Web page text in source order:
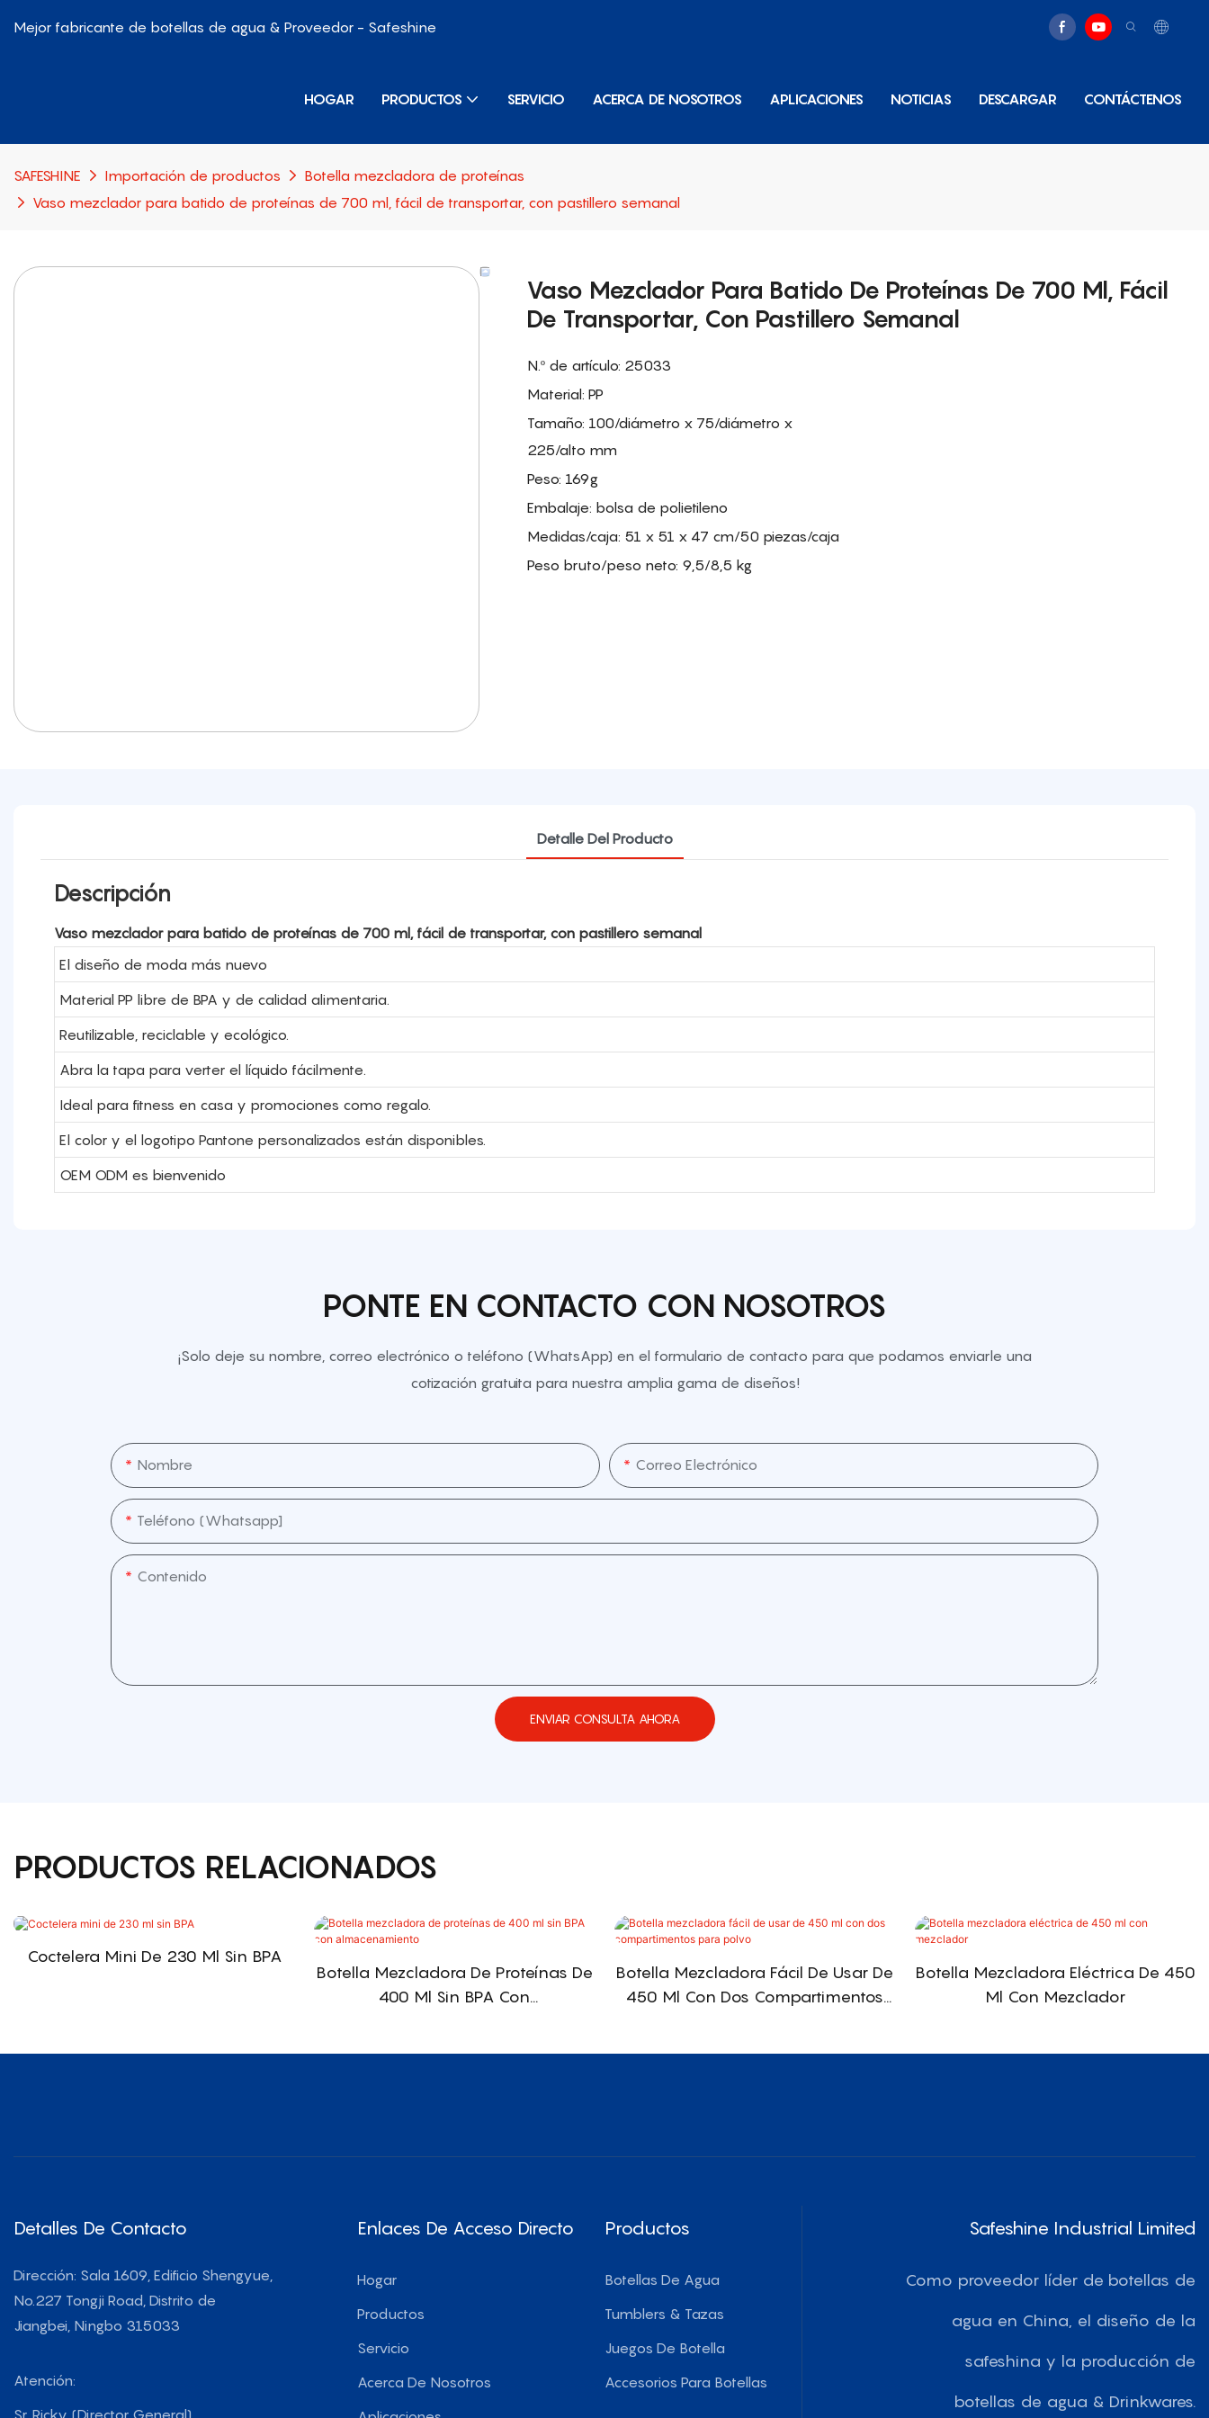
Mejor fabricante de botellas de agua & Proveedor - Safeshine
HOGAR PRODUCTOS SERVICIO ACERCA DE NOSOTROS APLICACIONES NOTICIAS DESCARGAR CONTÁCTENOS
SAFESHINE Importación de productos
Botella mezcladora de proteínas
Vaso mezclador para batido de proteínas de 700 ml, fácil de transportar, con pastillero semanal
Vaso Mezclador Para Batido De Proteínas De 700 Ml, Fácil
De Transportar, Con Pastillero Semanal
N.º de artículo: 25033
Material: PP
Tamaño: 100/diámetro x 75/diámetro x
225/alto mm
Peso: 169g
Embalaje: bolsa de polietileno
Medidas/caja: 51 x 51 x 47 cm/50 piezas/caja
Peso bruto/peso neto: 9,5/8,5 kg
Detalle Del Producto
Descripción
Vaso mezclador para batido de proteínas de 700 ml, fácil de transportar, con pastillero semanal
El diseño de moda más nuevo
Material PP libre de BPA y de calidad alimentaria.
Reutilizable, reciclable y ecológico.
Abra la tapa para verter el líquido fácilmente.
Ideal para fitness en casa y promociones como regalo.
El color y el logotipo Pantone personalizados están disponibles.
OEM ODM es bienvenido
PONTE EN CONTACTO CON NOSOTROS
¡Solo deje su nombre, correo electrónico o teléfono (WhatsApp) en el formulario de contacto para que podamos enviarle una
cotización gratuita para nuestra amplia gama de diseños!
Nombre Correo Electrónico
Teléfono (whatsapp]
Contenido
ENVIAR CONSULTA AHORA
PRODUCTOS RELACIONADOS
Coctelera Mini De 230 Ml Sin BPA
Botella Mezcladora De Proteínas De
400 Ml Sin BPA Con
Botella Mezcladora Fácil De Usar De
450 Ml Con Dos Compartimentos
Botella Mezcladora Eléctrica De 450
Ml Con Mezclador
Detalles De Contacto
Dirección: Sala 1609, Edificio Shengyue,
No.227 Tongji Road, Distrito de
Jiangbei, Ningbo 315033
Atención:
Enlaces De Acceso Directo
Hogar
Productos
Servicio
Acerca De Nosotros
Productos
Botellas De Agua
Tumblers & Tazas
Juegos De Botella
Accesorios Para Botellas
Safeshine Industrial Limited
Como proveedor líder de botellas de
agua en China, el diseño de la
safeshina y la producción de
botellas de agua & Drinkwares.